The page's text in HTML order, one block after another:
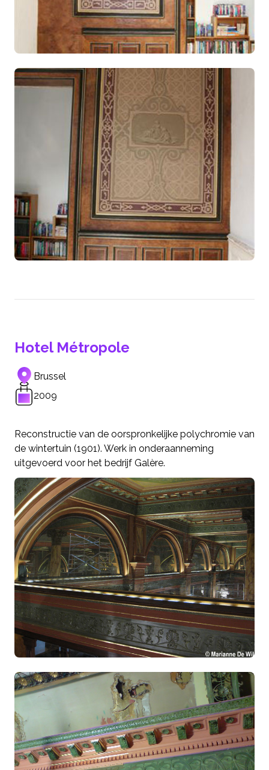
Hotel Métropole
Brussel
2009
Reconstructie van de oorspronkelijke polychromie van
de wintertuin (1901). Werk in onderaanneming
uitgevoerd voor het bedrijf Galère.